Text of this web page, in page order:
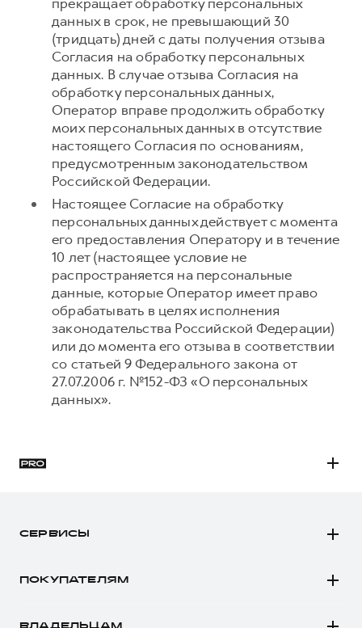
данных в срок, не превышающий 30
(тридцать) дней с даты получения отзыва
Согласия на обработку персональных
данных. В случае отзыва Согласия на
обработку персональных данных,
Оператор вправе продолжить обработку
моих персональных данных в отсутствие
настоящего Согласия по основаниям,
предусмотренным законодательством
Российской Федерации.
Настоящее Согласие на обработку
персональных данных действует с момента
его предоставления Оператору и в течение
10 лет (настоящее условие не
распространяется на персональные
данные, которые Оператор имеет право
обрабатывать в целях исполнения
законодательства Российской Федерации)
или до момента его отзыва в соответствии
со статьей 9 Федерального закона от
27.07.2006 г. №152-ФЗ «О персональных
данных».
СЕРВИСЫ
ПОКУПАТЕЛЯМ
ВЛАДЕЛЬЦАМ